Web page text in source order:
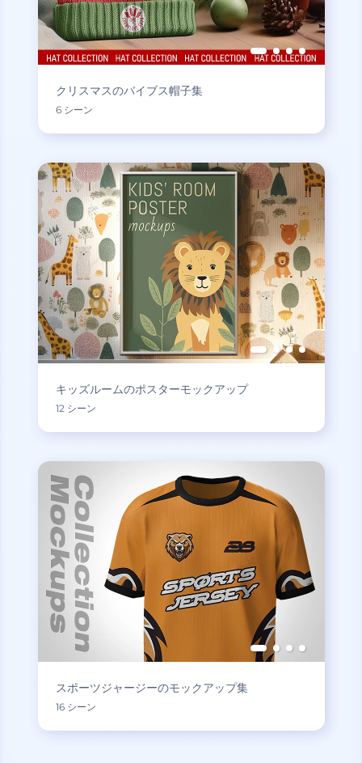
クリスマスのバイブス帽子集
6 シーン
キッズルームのポスターモックアップ
12 シーン
スポーツジャージーのモックアップ集
16 シーン